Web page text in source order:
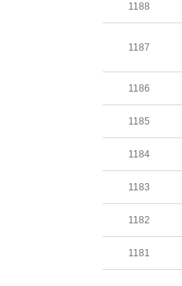
1188
1187
1186
1185
1184
1183
1182
1181